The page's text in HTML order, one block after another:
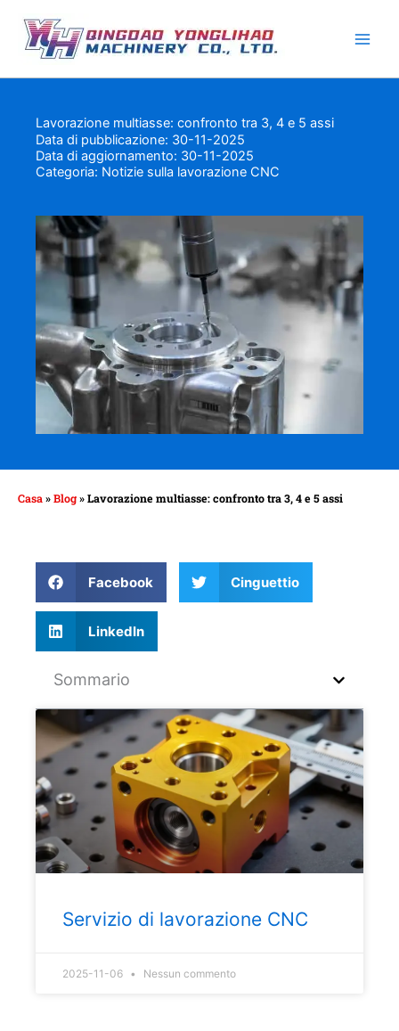
contenuto
Lavorazione multiasse: confronto tra 3, 4 e 5 assi
Data di pubblicazione: 30-11-2025
Data di aggiornamento: 30-11-2025
Categoria: Notizie sulla lavorazione CNC
Casa»Blog»Lavorazione multiasse: confronto tra 3, 4 e 5 assi
Facebook Cinguettio
LinkedIn
Sommario
Servizio di lavorazione CNC
2025-11-06 Nessun commento